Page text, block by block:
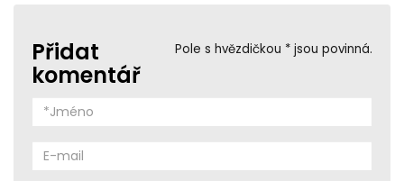
Pole s hvězdičkou * jsou povinná.
Přidat
komentář